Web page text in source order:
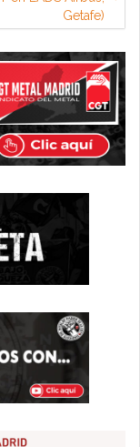
Getafe)